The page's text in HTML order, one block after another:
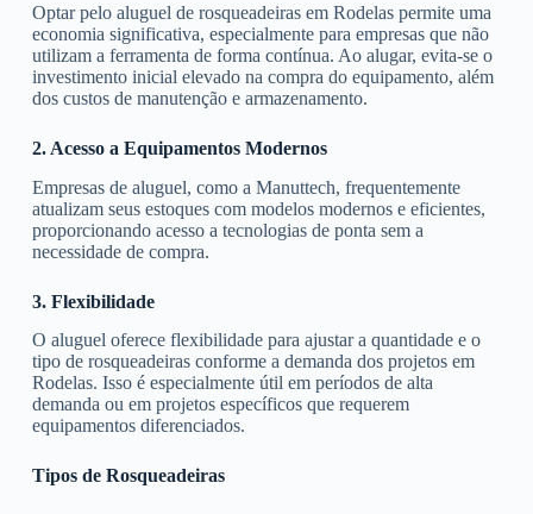
Optar pelo aluguel de rosqueadeiras em Rodelas permite uma
economia significativa, especialmente para empresas que não
utilizam a ferramenta de forma contínua. Ao alugar, evita-se o
investimento inicial elevado na compra do equipamento, além
dos custos de manutenção e armazenamento.
2. Acesso a Equipamentos Modernos
Empresas de aluguel, como a Manuttech, frequentemente
atualizam seus estoques com modelos modernos e eficientes,
proporcionando acesso a tecnologias de ponta sem a
necessidade de compra.
3. Flexibilidade
O aluguel oferece flexibilidade para ajustar a quantidade e o
tipo de rosqueadeiras conforme a demanda dos projetos em
Rodelas. Isso é especialmente útil em períodos de alta
demanda ou em projetos específicos que requerem
equipamentos diferenciados.
Tipos de Rosqueadeiras